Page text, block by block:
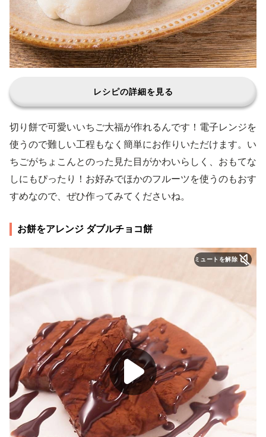
レシピの詳細を見る
切り餅で可愛いいちご大福が作れるんです！電子レンジを
使うので難しい工程もなく簡単にお作りいただけます。い
ちごがちょこんとのった見た目がかわいらしく、おもてな
しにもぴったり！お好みでほかのフルーツを使うのもおす
すめなので、ぜひ作ってみてくださいね。
お餅をアレンジ ダブルチョコ餅
ミュートを解除